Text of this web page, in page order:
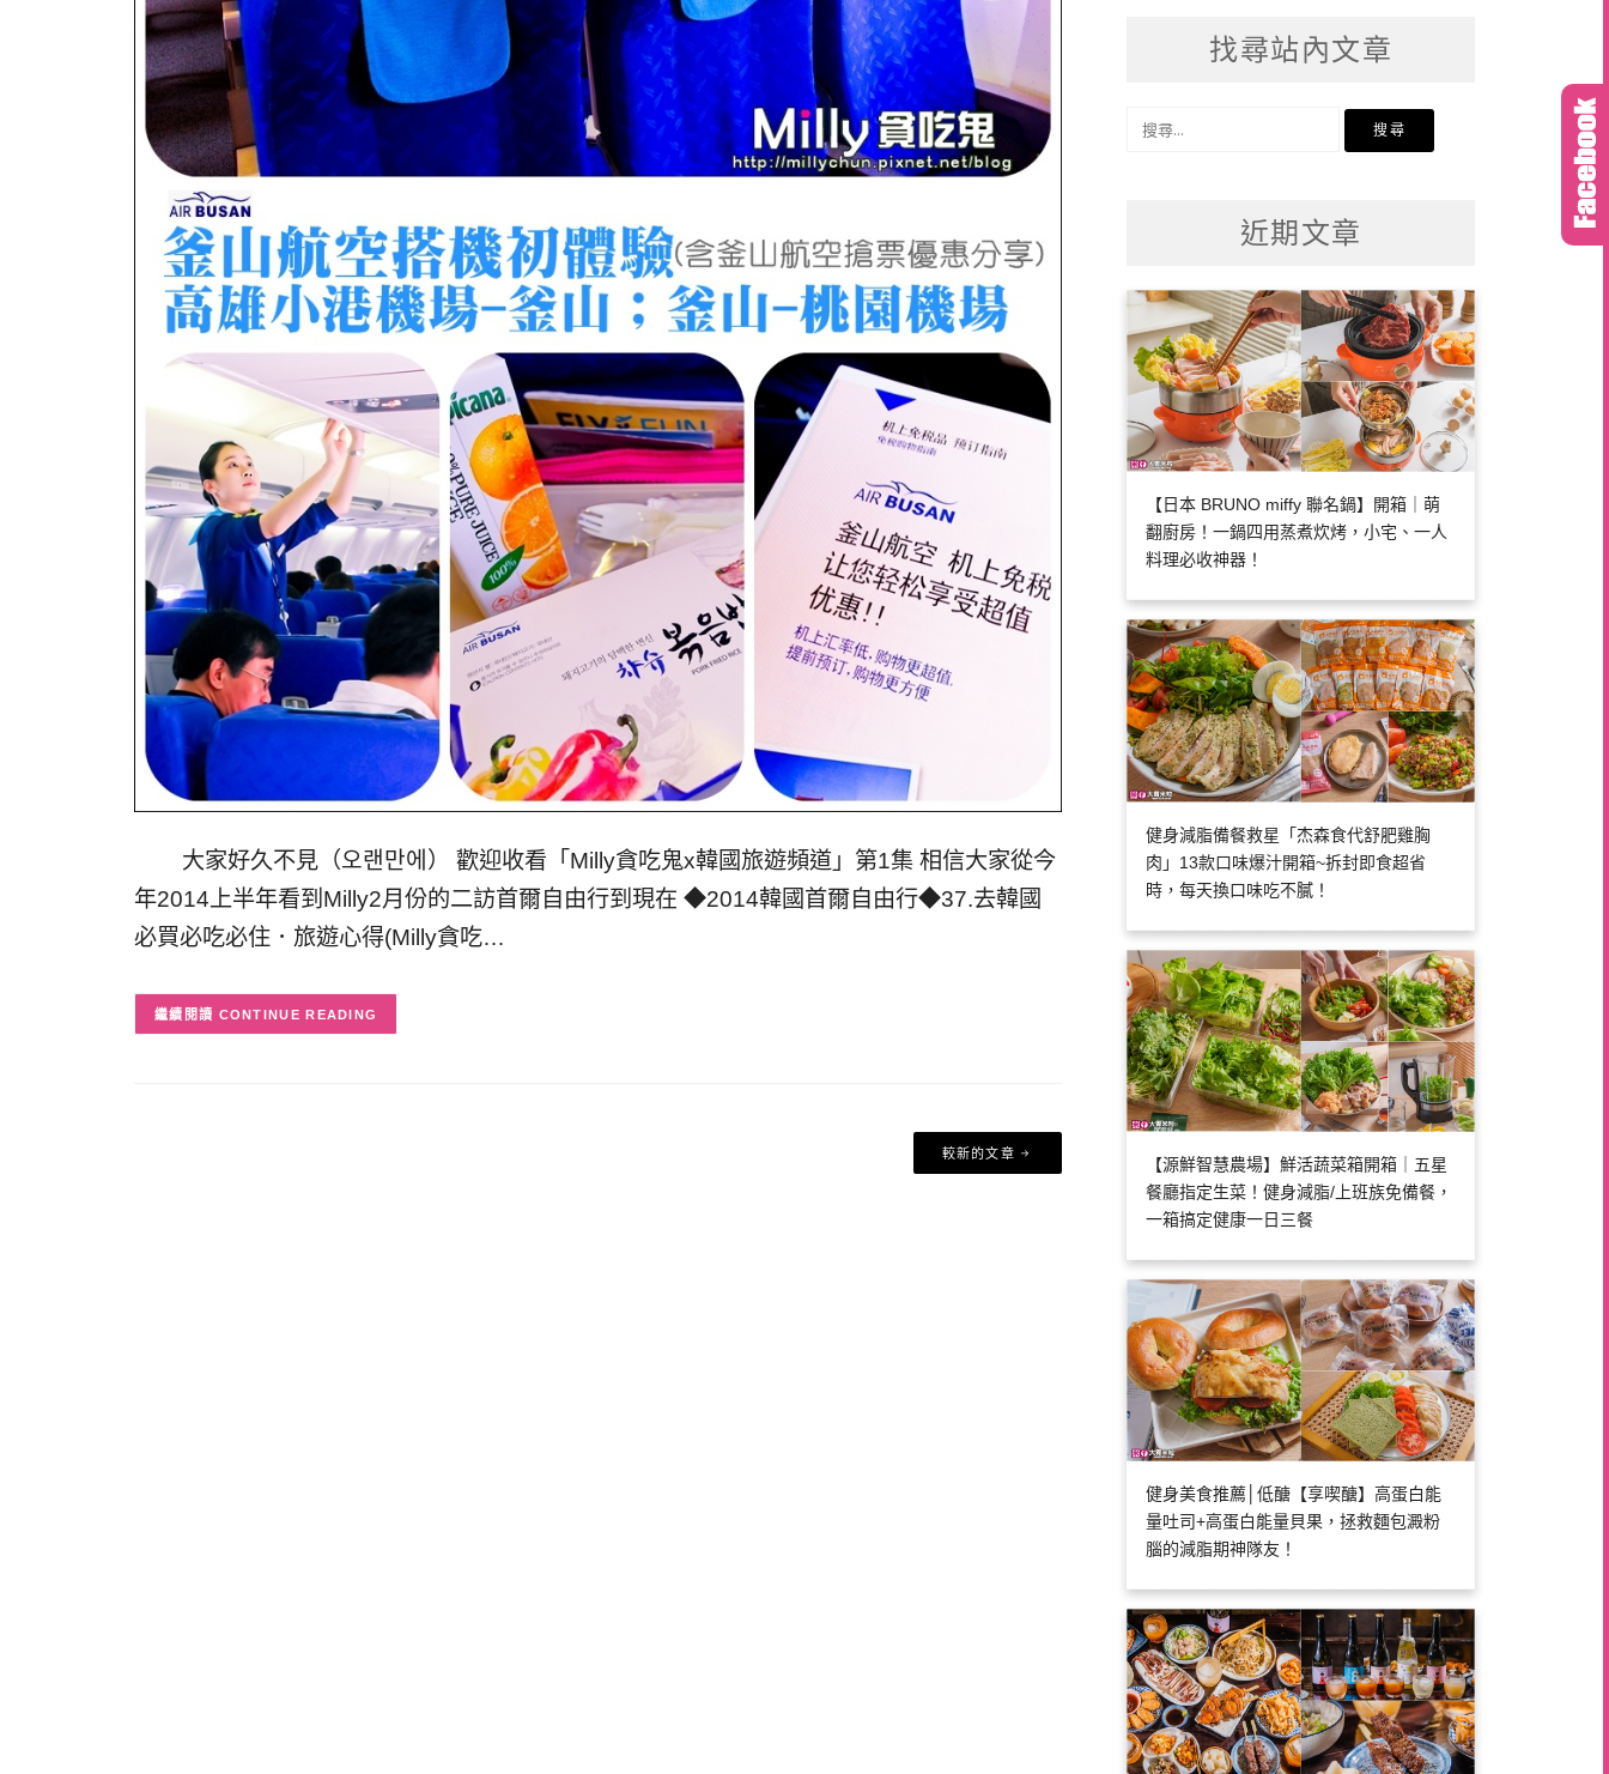
大家好久不見（오랜만에） 歡迎收看「Milly貪吃鬼x韓國旅遊頻道」第1集 相信大家從今
年2014上半年看到Milly2月份的二訪首爾自由行到現在 ◆2014韓國首爾自由行◆37.去韓國
必買必吃必住．旅遊心得(Milly貪吃…
CONTINUE READING
較新的文章
找尋站內文章
近期文章
【日本 BRUNO miffy 聯名鍋】開箱｜萌
翻廚房！一鍋四用蒸煮炊烤，小宅、一人
料理必收神器！
健身減脂備餐救星「杰森食代舒肥雞胸
肉」13款口味爆汁開箱~拆封即食超省
時，每天換口味吃不膩！
【源鮮智慧農場】鮮活蔬菜箱開箱｜五星
餐廳指定生菜！健身減脂/上班族免備餐，
一箱搞定健康一日三餐
健身美食推薦│低醣【享喫醣】高蛋白能
量吐司+高蛋白能量貝果，拯救麵包澱粉
腦的減脂期神隊友！